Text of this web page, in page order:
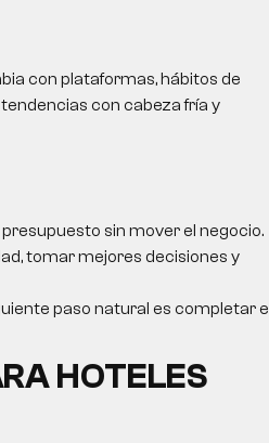
con plataformas, hábitos de
con cabeza fría y
sin mover el negocio.
tomar mejores decisiones y
paso natural es completar el
HOTELES